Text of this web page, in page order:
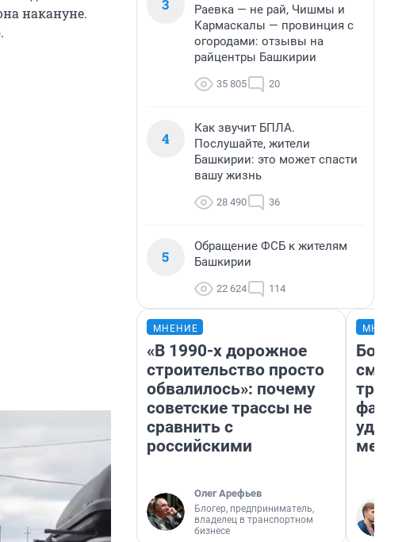
накануне.
3
Раевка — не рай, Чишмы и
Кармаскалы — провинция с
огородами: отзывы на
райцентры Башкирии
35 805 20
4
Как звучит БПЛА.
Послушайте, жители
Башкирии: это может спасти
вашу жизнь
28 490 36
5
Обращение ФСБ к жителям
Башкирии
22 624 114
МНЕНИЕ
«В 1990-х дорожное
строительство просто
обвалилось»: почему
советские трассы не
сравнить с
российскими
Олег Арефьев
Блогер, предприниматель,
владелец в транспортном
бизнесе
месте